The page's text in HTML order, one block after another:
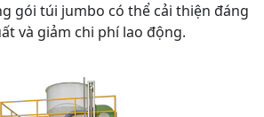
gói túi jumbo có thể cải thiện đáng
và giảm chi phí lao động.